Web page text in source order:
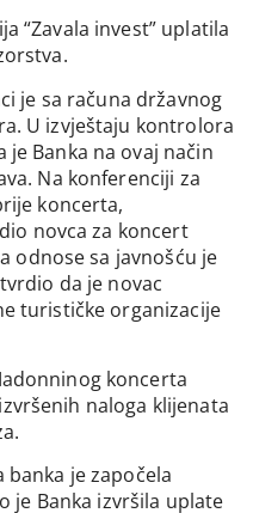
“Zavala invest” uplatila
je sa računa državnog
U izvještaju kontrolora
je Banka na ovaj način
Na konferenciji za
koncerta,
novca za koncert
odnose sa javnošću je
da je novac
turističke organizacije
koncerta
naloga klijenata
je započela
je Banka izvršila uplate